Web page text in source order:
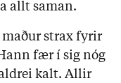
allt saman.
strax fyrir
fær í sig nóg
kalt. Allir